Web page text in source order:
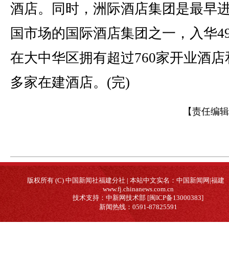
酒店。同时，洲际酒店集团是最早
国市场的国际酒店集团之一，入华
在大中华区拥有超过760家开业酒店
多家在建酒店。(完)
【责任编
版权所有 (C) 中国新闻社福建分社 | 本站中文实名：中国新闻网|福建
www.fj.chinanews.com.cn
技术支持：中新网技术部 [闽ICP备13000383]
新闻热线：0591-87825591